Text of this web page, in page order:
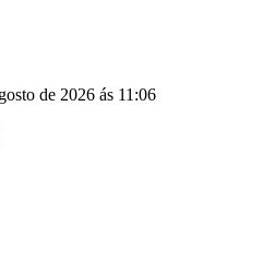
de 2026 ás 11:06